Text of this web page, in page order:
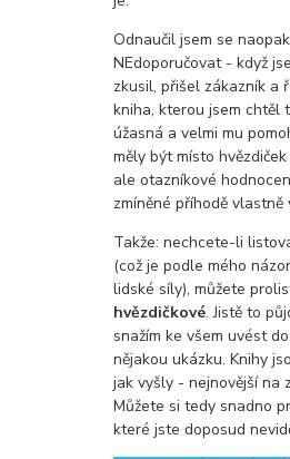
Odnaučil jsem se
NEdoporučovat - když
zkusil, přišel zákazník a
kniha, kterou jsem chtěl
úžasná a velmi mu
měly být místo
ale otazníkové
zmíněné příhodě vlastně
Takže: nechcete-li
(což je podle mého
lidské síly), můžete
hvězdičkové. Jistě to
snažím ke všem uvést
nějakou ukázku. Knihy
jak vyšly - nejnovější na
Můžete si tedy snadno
které jste doposud